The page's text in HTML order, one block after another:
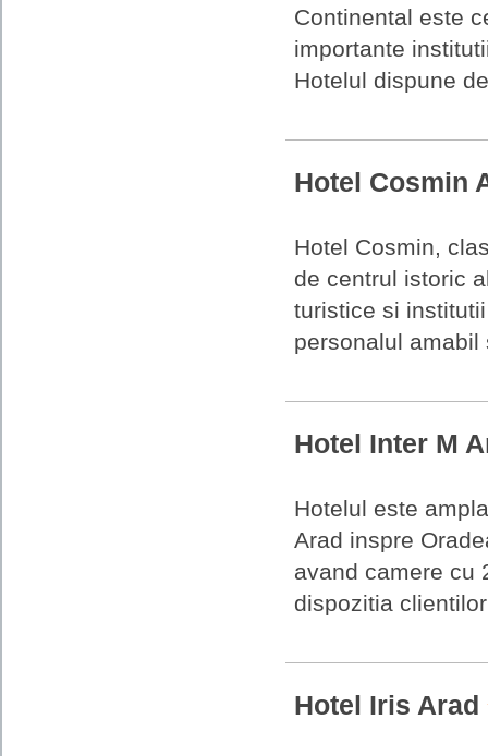
Continental este
importante
Hotelul dispune
Hotel Cosmin
Hotel Cosmin,
de centrul istoric
turistice si
personalul
Hotel Inter M
Hotelul este
Arad inspre
avand camere cu
dispozitia
Hotel Iris Arad